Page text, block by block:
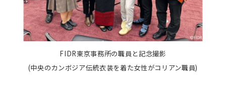
FIDR東京事務所の職員と記念撮影
(中央のカンボジア伝統衣装を着た女性がコリアン職員)